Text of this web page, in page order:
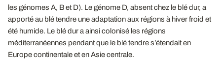
les génomes A, B et D). Le génome D, absent chez le blé dur, a
apporté au blé tendre une adaptation aux régions à hiver froid et
été humide. Le blé dur a ainsi colonisé les régions
méditerranéennes pendant que le blé tendre s’étendait en
Europe continentale et en Asie centrale.